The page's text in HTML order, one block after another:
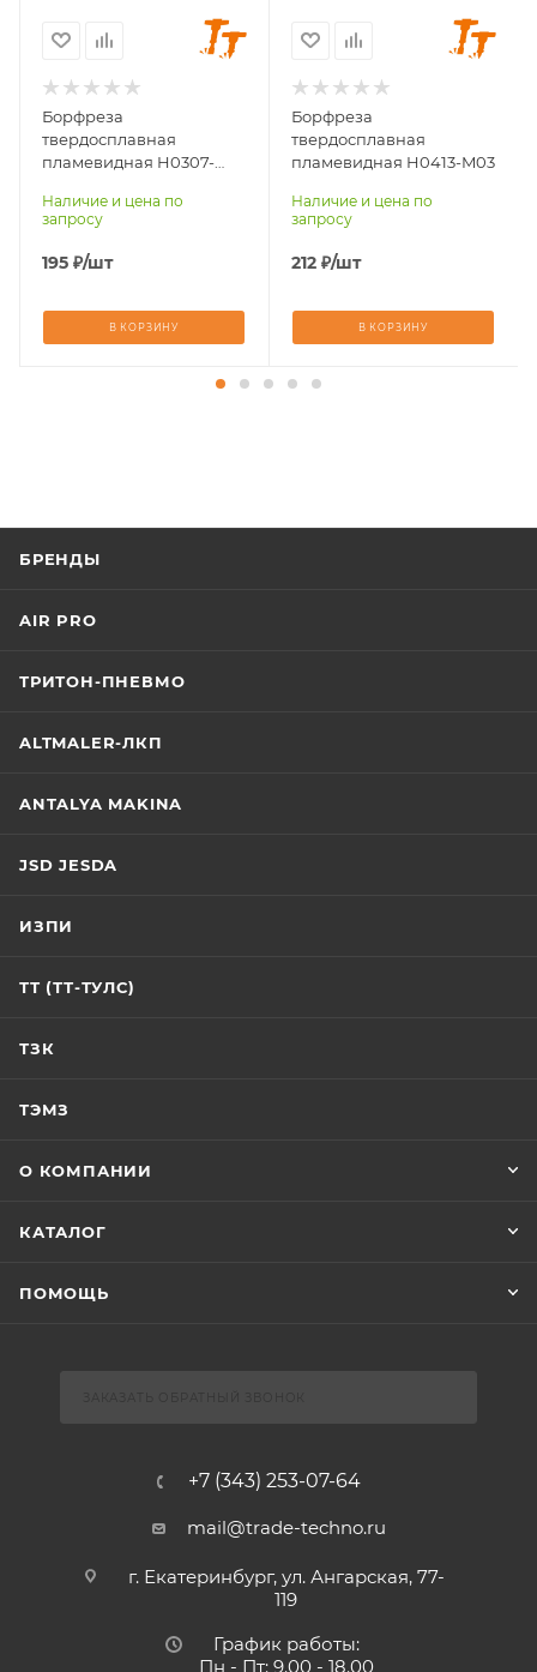
мм
25
Материал
стали, чугуны,
титан, латунь,
бронза, медь
Борфреза
твердосплавная
пламевидная H0307-
Наличие и цена по
запросу
195 ₽/шт
В КОРЗИНУ
13
мм
38
Материал
стали, чугуны,
титан, латунь,
бронза, медь
Борфреза
твердосплавная
пламевидная H0413-M03
Наличие и цена по
запросу
212 ₽/шт
В КОРЗИНУ
БРЕНДЫ
AIR PRO
ТРИТОН-ПНЕВМО
ALTMALER-ЛКП
ANTALYA MAKINA
JSD JESDA
ИЗПИ
ТТ (ТТ-ТУЛС)
ТЗК
ТЭМЗ
О КОМПАНИИ
КАТАЛОГ
ПОМОЩЬ
+7 (343) 253-07-64
mail@trade-techno.ru
г. Екатеринбург, ул. Ангарская, 77-
119
График работы:
Пн - Пт: 9.00 - 18.00